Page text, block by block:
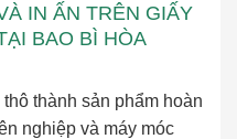
IN ẤN TRÊN GIẤY
BAO BÌ HÒA
thành sản phẩm hoàn
nghiệp và máy móc